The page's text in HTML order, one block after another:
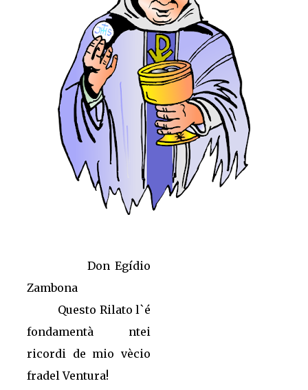
Don Egídio
Zambona
Questo Rilato l`é
fondamentà ntei
ricordi de mio vècio
fradel Ventura!